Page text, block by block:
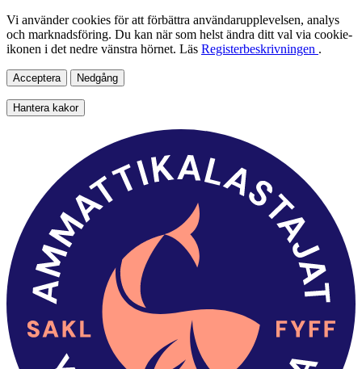
Vi använder cookies för att förbättra användarupplevelsen, analys
och marknadsföring. Du kan när som helst ändra ditt val via cookie-
ikonen i det nedre vänstra hörnet. Läs Registerbeskrivningen .
Acceptera Nedgång
Hantera kakor